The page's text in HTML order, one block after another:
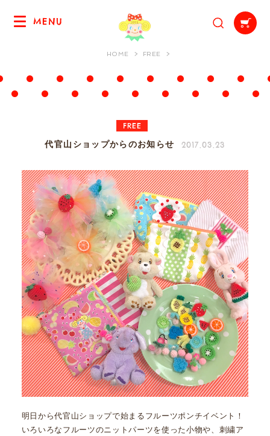
MENU
HOME FREE
FREE
代官山ショップからのお知らせ 2017.03.23
明日から代官山ショップで始まるフルーツポンチイベント！
いろいろなフルーツのニットパーツを使った小物や、刺繍ア